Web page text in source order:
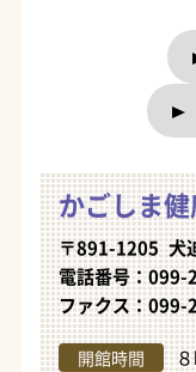
かごしま
〒891-1205 犬
電話番号：
ファクス：
開館時間